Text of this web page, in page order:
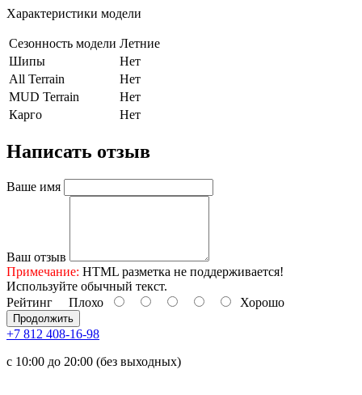
Характеристики модели
Сезонность модели Летние
Шипы
Нет
All Terrain
Нет
MUD Terrain
Нет
Карго
Нет
Написать отзыв
Ваше имя
Ваш отзыв
Примечание: HTML разметка не поддерживается!
Используйте обычный текст.
Рейтинг Плохо Хорошо
Продолжить
+7 812 408-16-98
с 10:00 до 20:00 (без выходных)